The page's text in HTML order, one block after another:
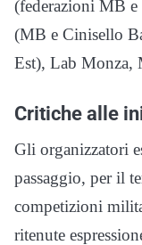
(federazioni MB
(MB e Cinisello
Est), Lab Monza,
Critiche alle
Gli organizzatori
passaggio, per il
competizioni
ritenute